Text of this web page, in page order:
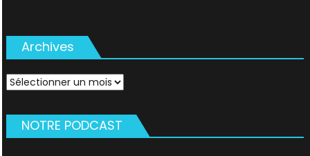
Archives
Archives
NOTRE PODCAST